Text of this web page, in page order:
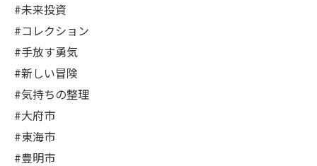
#未来投資
#コレクション
#手放す勇気
#新しい冒険
#気持ちの整理
#大府市
#東海市
#豊明市